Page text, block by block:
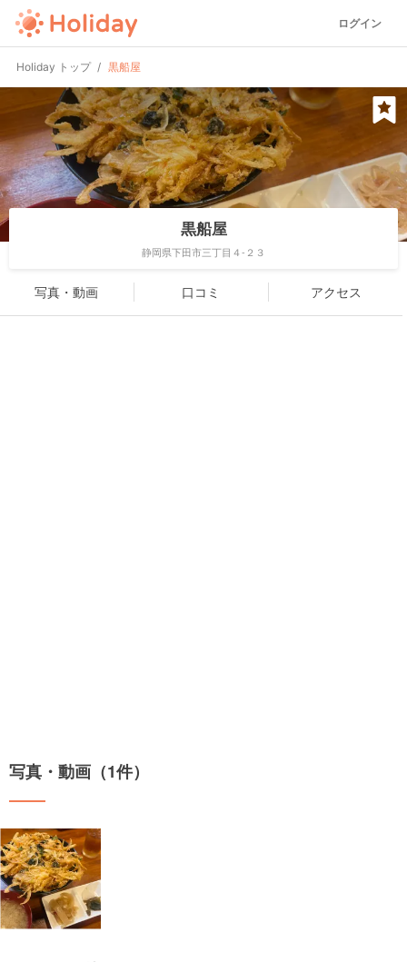
ログイン
Holiday トップ 黒船屋
黒船屋
静岡県下田市三丁目４-２３
写真・動画 口コミ アクセス
写真・動画（1件）